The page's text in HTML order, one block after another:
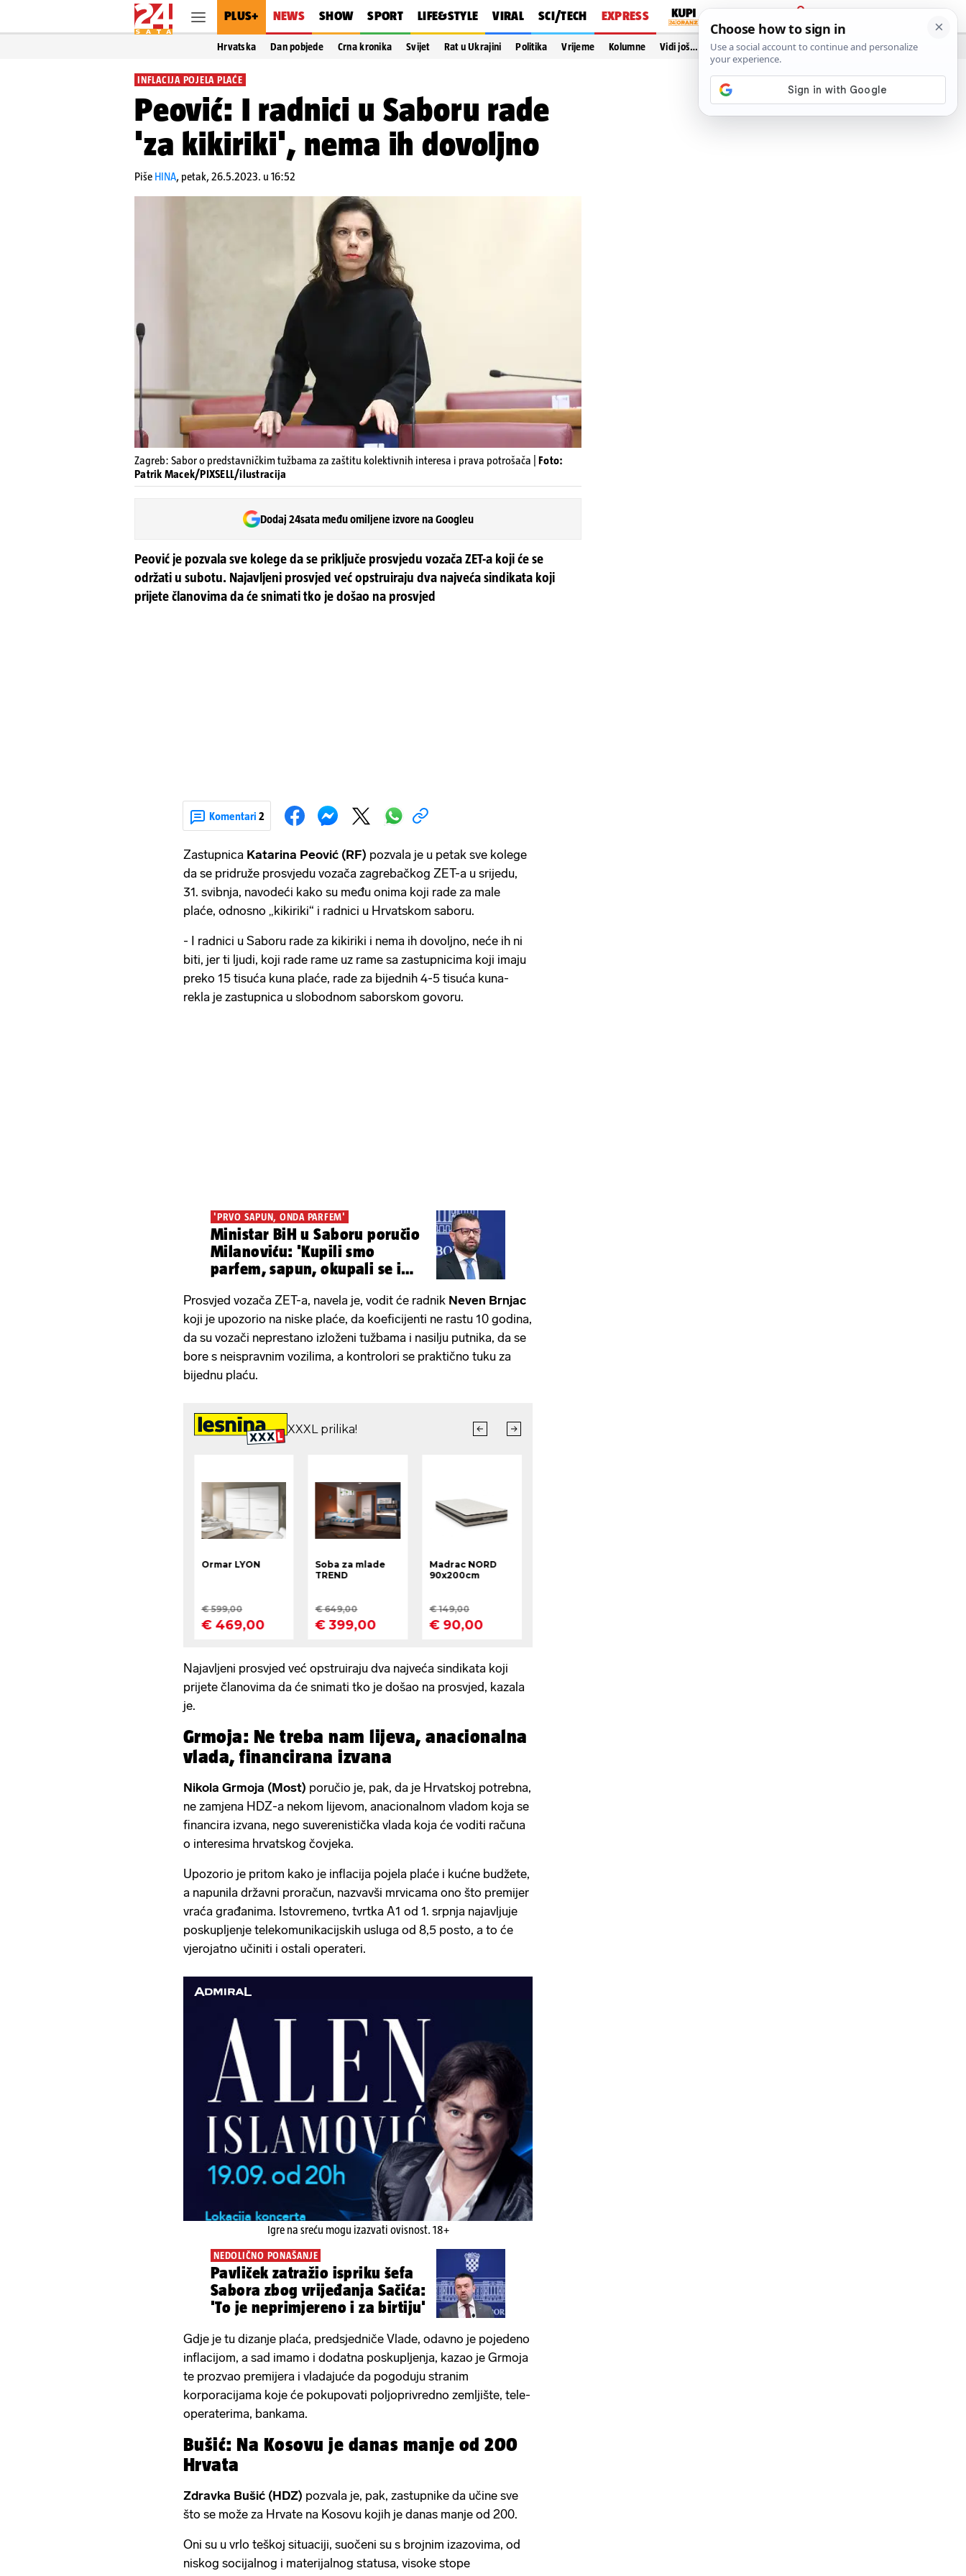
PLUS+ NEWS SHOW SPORT LIFE&STYLE VIRAL SCI/TECH EXPRESS
PRIJAVA
Hrvatska Dan pobjede Crna kronika Svijet Rat u Ukrajini Politika Vrijeme Kolumne Vidi još…
INFLACIJA POJELA PLAĆE
Peović: I radnici u Saboru rade
'za kikiriki', nema ih dovoljno
Piše HINA, petak, 26.5.2023. u 16:52
Zagreb: Sabor o predstavničkim tužbama za zaštitu kolektivnih interesa i prava potrošača | Foto:
Patrik Macek/PIXSELL/ilustracija
Dodaj 24sata među omiljene izvore na Googleu
Peović je pozvala sve kolege da se priključe prosvjedu vozača ZET-a koji će se
održati u subotu. Najavljeni prosvjed već opstruiraju dva najveća sindikata koji
prijete članovima da će snimati tko je došao na prosvjed
Komentari 2
Zastupnica Katarina Peović (RF) pozvala je u petak sve kolege
da se pridruže prosvjedu vozača zagrebačkog ZET-a u srijedu,
31. svibnja, navodeći kako su među onima koji rade za male
plaće, odnosno „kikiriki“ i radnici u Hrvatskom saboru.
- I radnici u Saboru rade za kikiriki i nema ih dovoljno, neće ih ni
biti, jer ti ljudi, koji rade rame uz rame sa zastupnicima koji imaju
preko 15 tisuća kuna plaće, rade za bijednih 4-5 tisuća kuna-
rekla je zastupnica u slobodnom saborskom govoru.
'PRVO SAPUN, ONDA PARFEM'
Ministar BiH u Saboru poručio
Milanoviću: 'Kupili smo
parfem, sapun, okupali se i
Prosvjed vozača ZET-a, navela je, vodit će radnik Neven Brnjac
koji je upozorio na niske plaće, da koeficijenti ne rastu 10 godina,
da su vozači neprestano izloženi tužbama i nasilju putnika, da se
bore s neispravnim vozilima, a kontrolori se praktično tuku za
bijednu plaću.
Najavljeni prosvjed već opstruiraju dva najveća sindikata koji
prijete članovima da će snimati tko je došao na prosvjed, kazala
je.
Grmoja: Ne treba nam lijeva, anacionalna
vlada, financirana izvana
Nikola Grmoja (Most) poručio je, pak, da je Hrvatskoj potrebna,
ne zamjena HDZ-a nekom lijevom, anacionalnom vladom koja se
financira izvana, nego suverenistička vlada koja će voditi računa
o interesima hrvatskog čovjeka.
Upozorio je pritom kako je inflacija pojela plaće i kućne budžete,
a napunila državni proračun, nazvavši mrvicama ono što premijer
vraća građanima. Istovremeno, tvrtka A1 od 1. srpnja najavljuje
poskupljenje telekomunikacijskih usluga od 8,5 posto, a to će
vjerojatno učiniti i ostali operateri.
Igre na sreću mogu izazvati ovisnost. 18+
NEDOLIČNO PONAŠANJE
Pavliček zatražio ispriku šefa
Sabora zbog vrijeđanja Sačića:
'To je neprimjereno i za birtiju'
Gdje je tu dizanje plaća, predsjedniče Vlade, odavno je pojedeno
inflacijom, a sad imamo i dodatna poskupljenja, kazao je Grmoja
te prozvao premijera i vladajuće da pogoduju stranim
korporacijama koje će pokupovati poljoprivredno zemljište, tele-
operaterima, bankama.
Bušić: Na Kosovu je danas manje od 200
Hrvata
Zdravka Bušić (HDZ) pozvala je, pak, zastupnike da učine sve
što se može za Hrvate na Kosovu kojih je danas manje od 200.
Oni su u vrlo teškoj situaciji, suočeni su s brojnim izazovima, od
niskog socijalnog i materijalnog statusa, visoke stope